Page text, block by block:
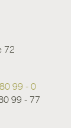
72
99 - 0
99 - 77